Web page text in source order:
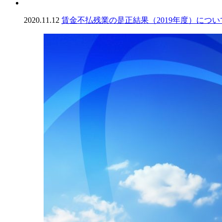
2020.11.12 賃金不払残業の是正結果（2019年度）につい